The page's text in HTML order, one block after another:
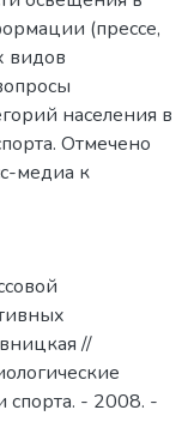
(прессе,
видов
населения в
Отмечено
медиа к
//
спорта. - 2008. -